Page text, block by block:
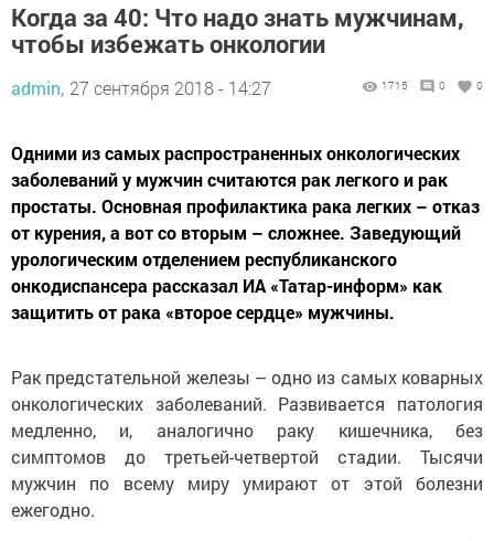
Когда за 40: Что надо знать мужчинам,
чтобы избежать онкологии
admin, 27 сентября 2018 - 14:27 1715 0 0
Одними из самых распространенных онкологических
заболеваний у мужчин считаются рак легкого и рак
простаты. Основная профилактика рака легких – отказ
от курения, а вот со вторым – сложнее. Заведующий
урологическим отделением республиканского
онкодиспансера рассказал ИА «Татар-информ» как
защитить от рака «второе сердце» мужчины.
Рак предстательной железы – одно из самых коварных
онкологических заболеваний. Развивается патология
медленно, и, аналогично раку кишечника, без
симптомов до третьей-четвертой стадии. Тысячи
мужчин по всему миру умирают от этой болезни
ежегодно.